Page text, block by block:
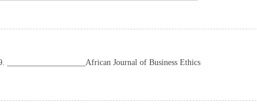
___________________African Journal of Business Ethics